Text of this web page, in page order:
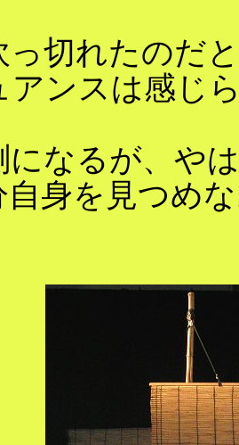
っ切れたのだ
アンスは感じ
になるが、や
自身を見つめ